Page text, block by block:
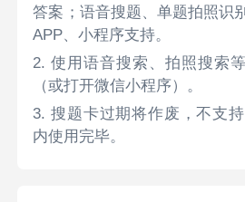
答案；语音搜题、单题拍照识
APP、小程序支持。
2. 使用语音搜索、拍照搜索
（或打开微信小程序）。
3. 搜题卡过期将作废，不支
内使用完毕。